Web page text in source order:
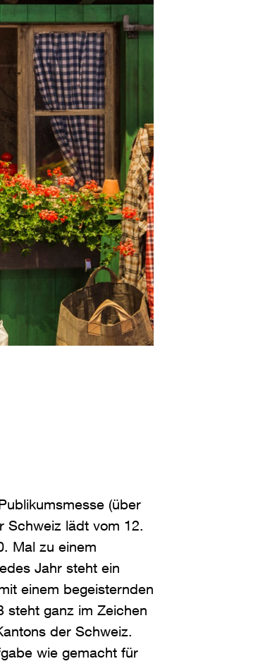
(über
Schweiz lädt vom 12.
Mal zu einem
Jahr steht ein
einem begeisternden
steht ganz im Zeichen
der Schweiz.
wie gemacht für